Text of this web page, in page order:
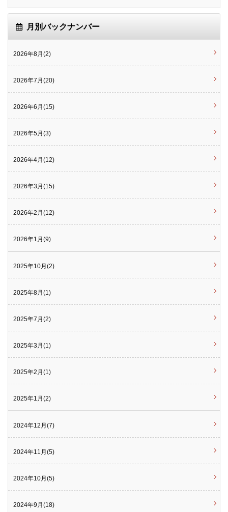
月別バックナンバー
2026年8月(2)
2026年7月(20)
2026年6月(15)
2026年5月(3)
2026年4月(12)
2026年3月(15)
2026年2月(12)
2026年1月(9)
2025年10月(2)
2025年8月(1)
2025年7月(2)
2025年3月(1)
2025年2月(1)
2025年1月(2)
2024年12月(7)
2024年11月(5)
2024年10月(5)
2024年9月(18)